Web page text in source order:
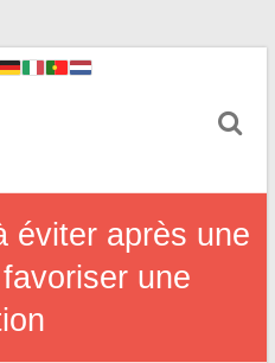
éviter après une
une